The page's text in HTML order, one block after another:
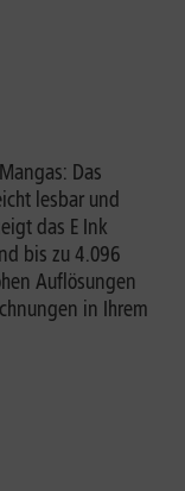
Das
lesbar und
das E Ink
bis zu 4.096
Auflösungen
in Ihrem